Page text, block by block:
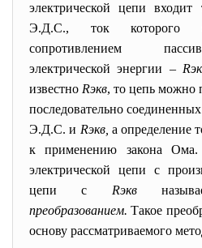
электрической цепи
Э.Д.С., ток которого
сопротивлением
электрической энергии – R
известно Rэкв, то цепь можно
последовательно
Э.Д.С. и Rэкв, а определение
к применению закона Ома.
электрической цепи с
цепи с Rэкв
преобразованием.Такое
основу рассматриваемого